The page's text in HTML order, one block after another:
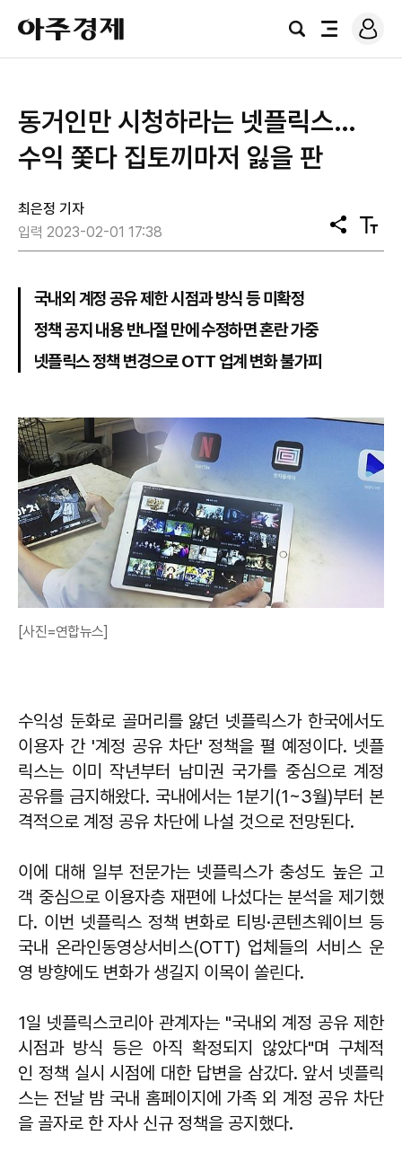
아
주
경
검
전
로
그
동거인만 시청하라는 넷플릭스…
수익 쫓다 집토끼마저 잃을 판
최은정 기자
입력 2023-02-01 17:38
공
유
텍
스
국내외 계정 공유 제한 시점과 방식 등 미확정
정책 공지 내용 반나절 만에 수정하면 혼란 가중
넷플릭스 정책 변경으로 OTT 업계 변화 불가피
[사진=연합뉴스]
수익성 둔화로 골머리를 앓던 넷플릭스가 한국에서도
이용자 간 '계정 공유 차단' 정책을 펼 예정이다. 넷플
릭스는 이미 작년부터 남미권 국가를 중심으로 계정
공유를 금지해왔다. 국내에서는 1분기(1~3월)부터 본
격적으로 계정 공유 차단에 나설 것으로 전망된다.
이에 대해 일부 전문가는 넷플릭스가 충성도 높은 고
객 중심으로 이용자층 재편에 나섰다는 분석을 제기했
다. 이번 넷플릭스 정책 변화로 티빙·콘텐츠웨이브 등
국내 온라인동영상서비스(OTT) 업체들의 서비스 운
영 방향에도 변화가 생길지 이목이 쏠린다.
1일 넷플릭스코리아 관계자는 "국내외 계정 공유 제한
시점과 방식 등은 아직 확정되지 않았다"며 구체적
인 정책 실시 시점에 대한 답변을 삼갔다. 앞서 넷플릭
스는 전날 밤 국내 홈페이지에 가족 외 계정 공유 차단
을 골자로 한 자사 신규 정책을 공지했다.